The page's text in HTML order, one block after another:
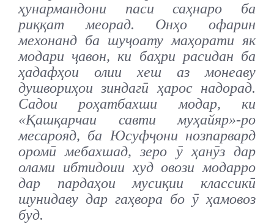
ҳунармандони паси саҳнаро ба
риққат меорад. Онҳо офарин
мехонанд ба шуҷоату маҳорати як
модари ҷавон, ки баҳри расидан ба
ҳадафҳои олии хеш аз монеаву
душвориҳои зиндагӣ ҳарос надорад.
Садои роҳатбахши модар, ки
«Қашқарчаи савти муҳайяр»-ро
месарояд, ба Юсуфҷони нозпарвард
оромӣ мебахшад, зеро ӯ ҳанӯз дар
олами ибтидоии худ овози модарро
дар пардаҳои мусиқии классикӣ
шунидаву дар гаҳвора бо ӯ ҳамовоз
буд.